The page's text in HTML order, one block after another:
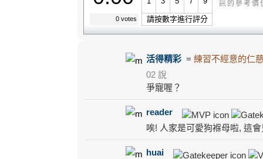
0 votes 請按數字進行評分
訊的參考價
活得精彩 = 練習不經意的仁
02 說
爭寵喔？
reader
唉! 人家是可愛狗褓母啦, 這
huai